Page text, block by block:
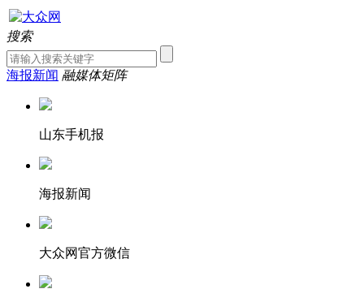
搜索
海报新闻 融媒体矩阵
山东手机报
海报新闻
大众网官方微信